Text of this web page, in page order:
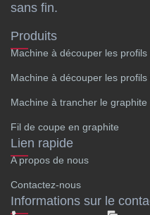
sans fin.
Produits
Machine à découper les
Machine à découper les
Machine à trancher le graphite
Fil de coupe en graphite
Lien rapide
A propos de nous
Contactez-nous
Informations sur le